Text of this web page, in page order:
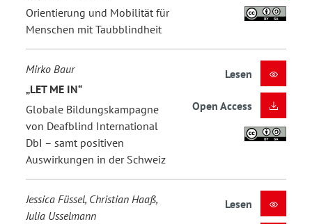
Orientierung und Mobilität für
Menschen mit Taubblindheit
Mirko Baur
„LET ME IN“
Globale Bildungskampagne
von Deafblind International
DbI – samt positiven
Auswirkungen in der Schweiz
Lesen
Open Access
Jessica Füssel, Christian Haaß,
Julia Usselmann
Lesen